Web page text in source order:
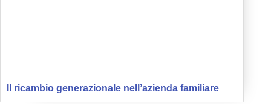
Il ricambio generazionale nell’azienda familiare